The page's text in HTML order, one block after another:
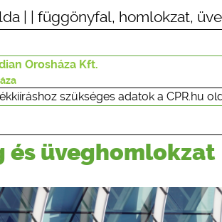
függönyfal, homlokzat,
Orosháza Kft.
szükséges adatok a CPR.hu
és üveghomlokzat